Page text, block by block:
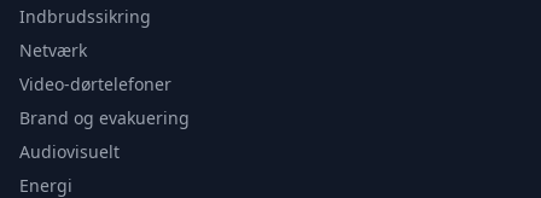
Indbrudssikring
Netværk
Video-dørtelefoner
Brand og evakuering
Audiovisuelt
Energi